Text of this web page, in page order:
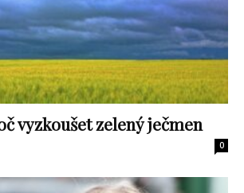
vyzkoušet zelený ječmen
0